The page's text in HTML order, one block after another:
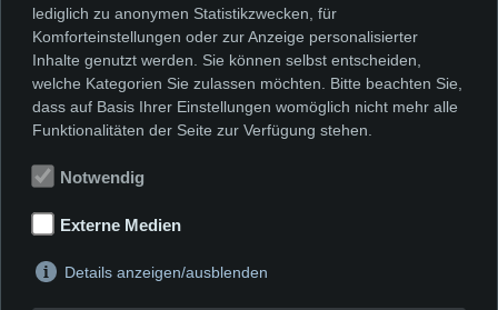
Mit unserem Newsletter erhalten Sie
Informationen zu unserem Programm.
Am Ende jedes Monats schicken wir
Ihnen außerdem eine Terminübersicht
für den kommenden Monat. So
verpassen Sie keine unserer
Veranstaltungen, wie
Ausstellungseröffnungen,
lediglich zu anonymen Statistikzwecken, für
Komforteinstellungen oder zur Anzeige personalisierter
Inhalte genutzt werden. Sie können selbst entscheiden,
welche Kategorien Sie zulassen möchten. Bitte beachten Sie,
dass auf Basis Ihrer Einstellungen womöglich nicht mehr alle
Funktionalitäten der Seite zur Verfügung stehen.
Notwendig
Externe Medien
Details anzeigen/ausblenden